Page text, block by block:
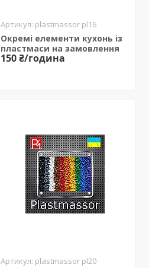
plastmassor pl16
Окремі елементи кухонь із
пластмаси на замовлення
150 ₴/година
plastmassor pl20